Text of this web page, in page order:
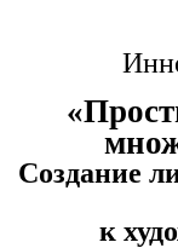
Создание
к